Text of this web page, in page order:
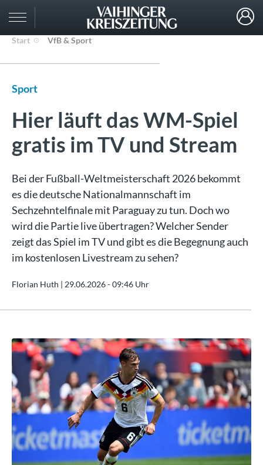
Start VfB & Sport
Sport
Hier läuft das WM-Spiel
gratis im TV und Stream
Bei der Fußball-Weltmeisterschaft 2026 bekommt
es die deutsche Nationalmannschaft im
Sechzehntelfinale mit Paraguay zu tun. Doch wo
wird die Partie live übertragen? Welcher Sender
zeigt das Spiel im TV und gibt es die Begegnung auch
im kostenlosen Livestream zu sehen?
Florian Huth | 29.06.2026 - 09:46 Uhr